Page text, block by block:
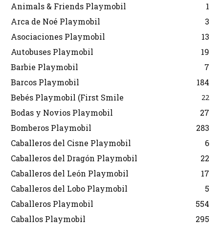
Animals & Friends Playmobil
1
Arca de Noé Playmobil
3
Asociaciones Playmobil
13
Autobuses Playmobil
19
Barbie Playmobil
7
Barcos Playmobil
184
Bebés Playmobil (First Smile
22
Bodas y Novios Playmobil
27
Bomberos Playmobil
283
Caballeros del Cisne Playmobil
6
Caballeros del Dragón Playmobil
22
Caballeros del León Playmobil
17
Caballeros del Lobo Playmobil
5
Caballeros Playmobil
554
Caballos Playmobil
295